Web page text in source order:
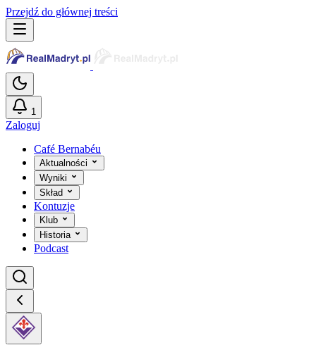
Przejdź do głównej treści
1
Zaloguj
Café Bernabéu
Aktualności
Wyniki
Skład
Kontuzje
Klub
Historia
Podcast